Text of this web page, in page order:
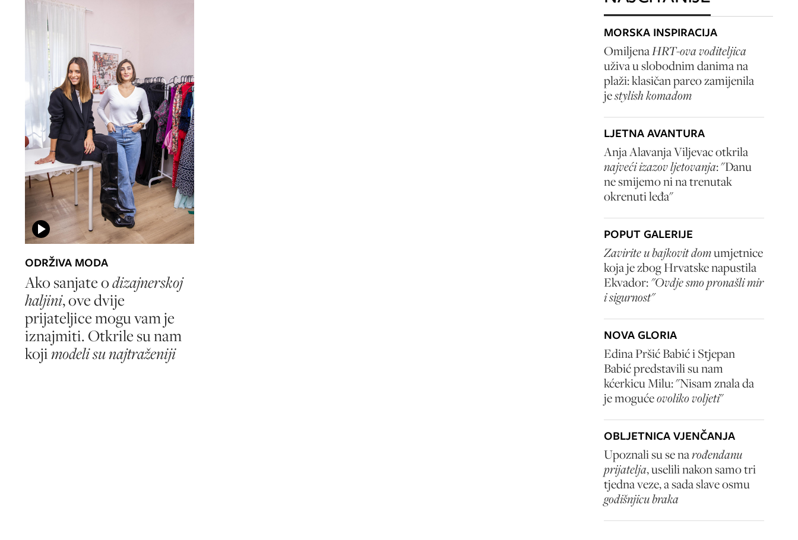
ODRŽIVA MODA
Ako sanjate odizajnerskoj
haljini, ove dvije
prijateljice mogu vam je
iznajmiti. Otkrile su nam
kojimodeli su najtraženiji
MORSKA INSPIRACIJA
OmiljenaHRT-ova voditeljica
uživa u slobodnim danima na
plaži: klasičan pareo zamijenila
jestylish komadom
LJETNA AVANTURA
Anja Alavanja Viljevac otkrila
najveći izazov ljetovanja: "Danu
ne smijemo ni na trenutak
okrenuti leđa"
POPUT GALERIJE
Zavirite u bajkovit domumjetnice
koja je zbog Hrvatske napustila
Ekvador:"Ovdje smo pronašli mir
i sigurnost"
NOVA GLORIA
Edina Pršić Babić i Stjepan
Babić predstavili su nam
kćerkicu Milu: "Nisam znala da
je mogućeovoliko voljeti"
OBLJETNICA VJENČANJA
Upoznali su se narođendanu
prijatelja, uselili nakon samo tri
tjedna veze, a sada slave osmu
godišnjicu braka